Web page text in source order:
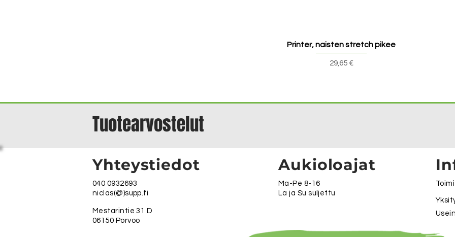
Printer, naisten stretch pikee
Hinta
29,65 €
Tuotearvostelut
Yhteystiedot Aukioloajat
040 0932693
niclas(@)supp.fi
Mestarintie 31 D
06150 Porvoo
Ma-Pe 8-16
La ja Su suljettu